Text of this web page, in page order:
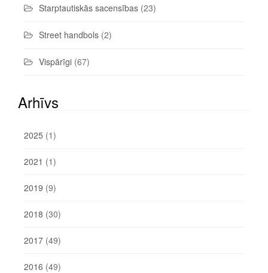
Starptautiskās sacensības (23)
Street handbols (2)
Vispārīgi (67)
Arhīvs
2025 (1)
2021 (1)
2019 (9)
2018 (30)
2017 (49)
2016 (49)